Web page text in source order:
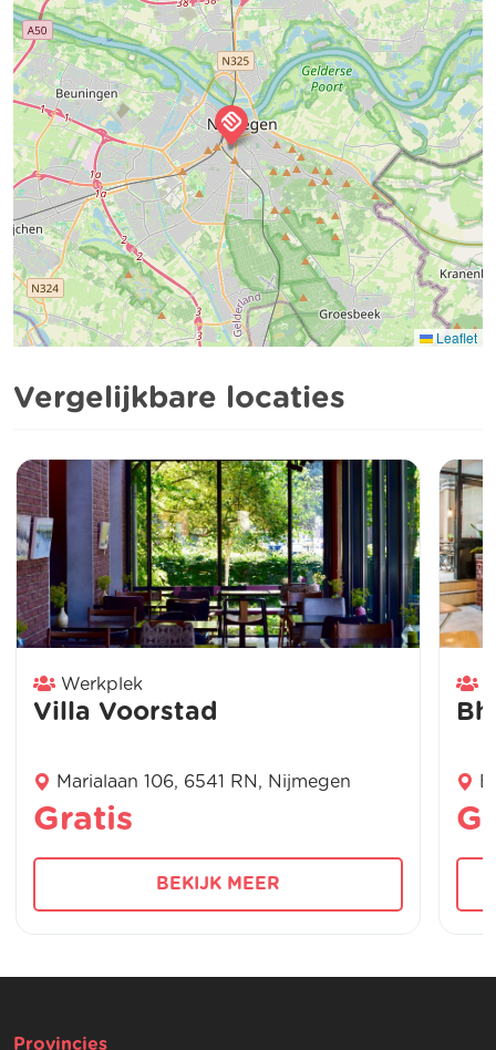
Leaflet
Vergelijkbare locaties
Werkplek
Villa Voorstad
Marialaan 106, 6541 RN, Nijmegen
Gratis
BEKIJK MEER
Provincies